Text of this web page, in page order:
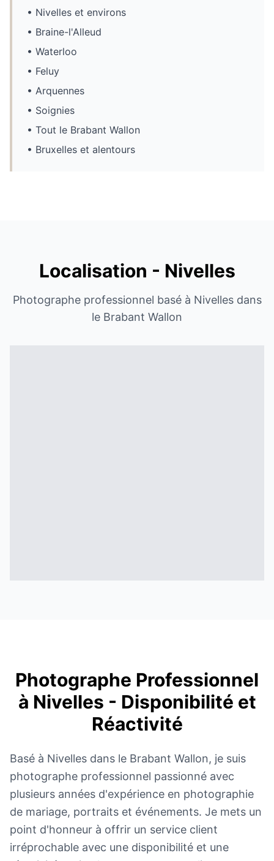
• Nivelles et environs
• Braine-l'Alleud
• Waterloo
• Feluy
• Arquennes
• Soignies
• Tout le Brabant Wallon
• Bruxelles et alentours
Localisation - Nivelles
Photographe professionnel basé à Nivelles dans
le Brabant Wallon
Photographe Professionnel
à Nivelles - Disponibilité et
Réactivité
Basé à Nivelles dans le Brabant Wallon, je suis
photographe professionnel passionné avec
plusieurs années d'expérience en photographie
de mariage, portraits et événements. Je mets un
point d'honneur à offrir un service client
irréprochable avec une disponibilité et une